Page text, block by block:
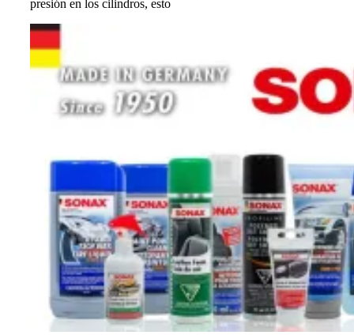
presión en los cilindros, esto